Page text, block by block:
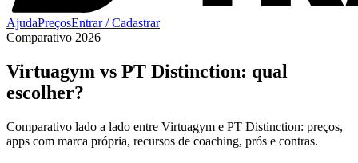
AjudaPreçosEntrar / Cadastrar
Comparativo 2026
Virtuagym vs PT Distinction: qual
escolher?
Comparativo lado a lado entre Virtuagym e PT Distinction: preços,
apps com marca própria, recursos de coaching, prós e contras.